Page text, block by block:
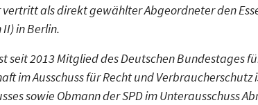
als direkt gewählter Abgeordneter den
II) in Berlin.
seit 2013 Mitglied des Deutschen Bundestages
im Ausschuss für Recht und Verbraucherschutz
sowie Obmann der SPD im Unterausschuss